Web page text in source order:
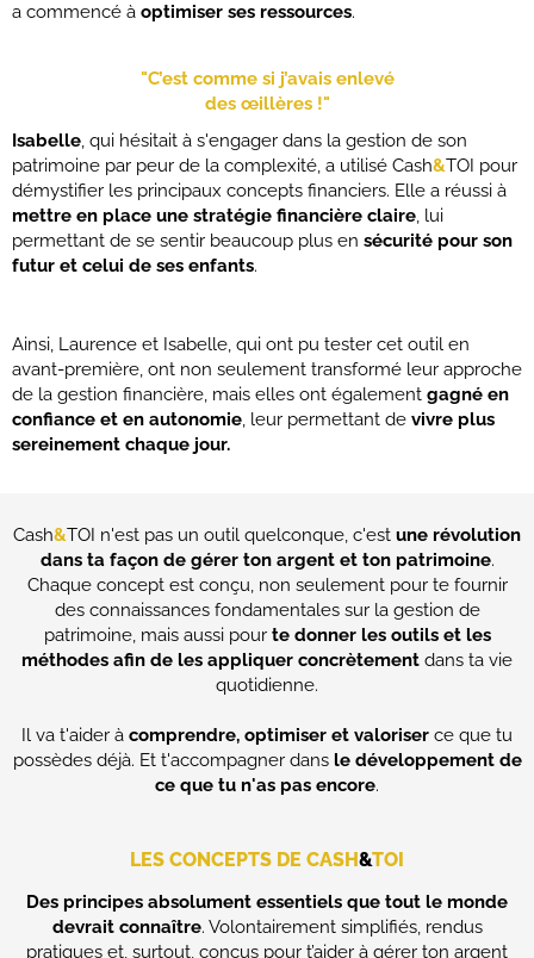
a commencé à optimiser ses ressources.
"C’est comme si j’avais enlevé
des œillères !"
Isabelle, qui hésitait à s'engager dans la gestion de son
patrimoine par peur de la complexité, a utilisé Cash&TOI pour
démystifier les principaux concepts financiers. Elle a réussi à
mettre en place une stratégie financière claire, lui
permettant de se sentir beaucoup plus en sécurité pour son
futur et celui de ses enfants.
Ainsi, Laurence et Isabelle, qui ont pu tester cet outil en
avant-première, ont non seulement transformé leur approche
de la gestion financière, mais elles ont également gagné en
confiance et en autonomie, leur permettant de vivre plus
sereinement chaque jour.
Cash&TOI n'est pas un outil quelconque, c'est une révolution
dans ta façon de gérer ton argent et ton patrimoine.
Chaque concept est conçu, non seulement pour te fournir
des connaissances fondamentales sur la gestion de
patrimoine, mais aussi pour te donner les outils et les
méthodes afin de les appliquer concrètement dans ta vie
quotidienne.
Il va t'aider à comprendre, optimiser et valoriser ce que tu
possèdes déjà. Et t'accompagner dans le développement de
ce que tu n'as pas encore.
LES CONCEPTS DE CASH&TOI
Des principes absolument essentiels que tout le monde
devrait connaître. Volontairement simplifiés, rendus
pratiques et, surtout, conçus pour t’aider à gérer ton argent